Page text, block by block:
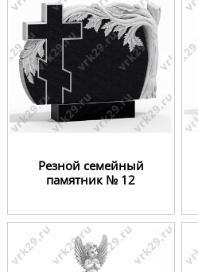
Резной семейный
памятник № 12